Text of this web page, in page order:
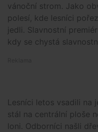
vánoční strom. Jako
polesí, kde lesníci
jedli. Slavnostní
kdy se chystá
Lesníci letos vsadili na
stál na centrální ploše
loni. Odborníci našli